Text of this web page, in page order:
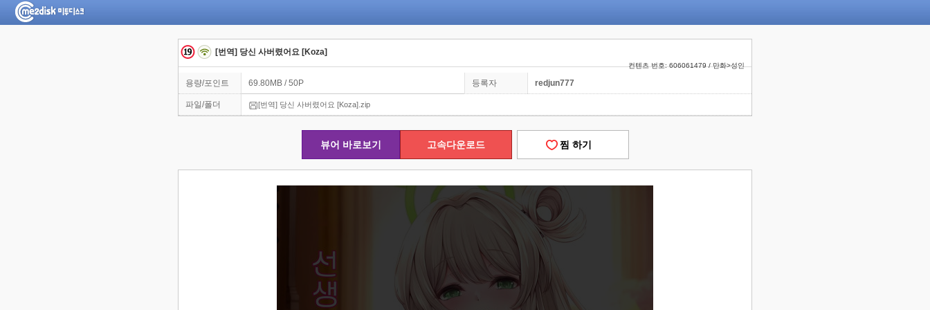
[번역] 당신 사버렸어요 [Koza]
컨텐츠 번호: 606061479 / 만화>성인
용량/포인트 69.80MB / 50P 등록자 redjun777
파일/폴더 [번역] 당신 사버렸어요 [Koza].zip
뷰어 바로보기 고속다운로드 찜 하기